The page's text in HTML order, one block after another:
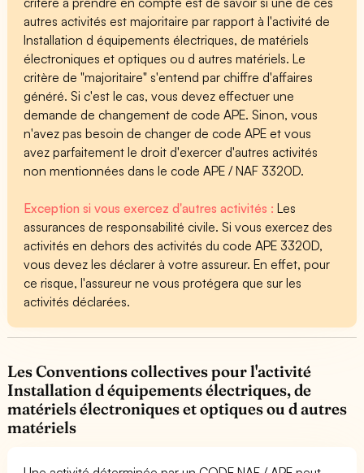
autres activités est majoritaire par rapport à l'activité de
Installation d équipements électriques, de matériels
électroniques et optiques ou d autres matériels. Le
critère de "majoritaire" s'entend par chiffre d'affaires
généré. Si c'est le cas, vous devez effectuer une
demande de changement de code APE. Sinon, vous
n'avez pas besoin de changer de code APE et vous
avez parfaitement le droit d'exercer d'autres activités
non mentionnées dans le code APE / NAF 3320D.
Exception si vous exercez d'autres activités :Les
assurances de responsabilité civile. Si vous exercez des
activités en dehors des activités du code APE 3320D,
vous devez les déclarer à votre assureur. En effet, pour
ce risque, l'assureur ne vous protégera que sur les
activités déclarées.
Les Conventions collectives pour l'activité
Installation d équipements électriques, de
matériels électroniques et optiques ou d autres
matériels